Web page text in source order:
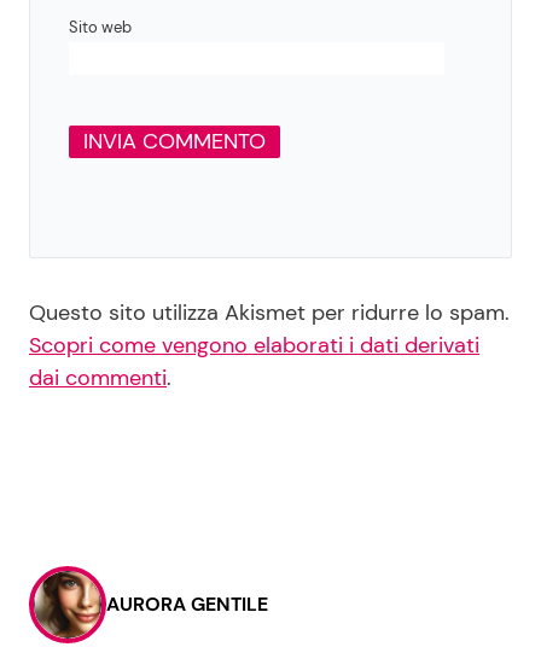
Sito web
Questo sito utilizza Akismet per ridurre lo spam.
Scopri come vengono elaborati i dati derivati
dai commenti.
AURORA GENTILE